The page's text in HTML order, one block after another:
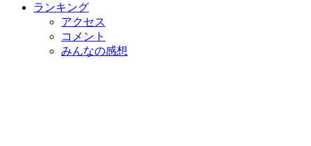
ランキング
アクセス
コメント
みんなの感想